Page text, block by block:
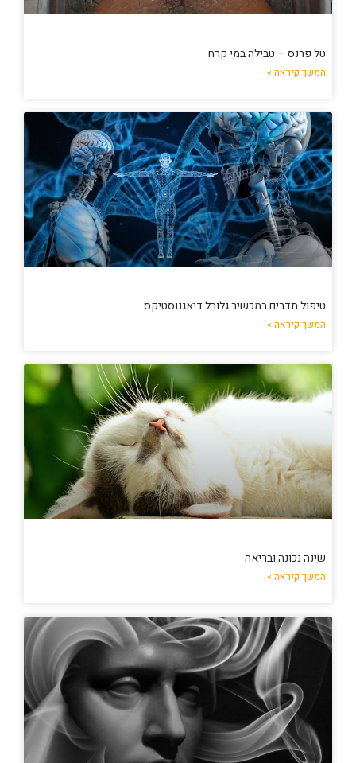
טל פרנס – טבילה במי קרח
המשך קיראה »
טיפול תדרים במכשיר גלובל דיאגנוסטיקס
המשך קיראה »
שינה נכונה ובריאה
המשך קיראה »